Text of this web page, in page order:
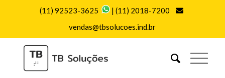
(11) 92523-3625 |(11) 2018-7200
vendas@tbsolucoes.ind.br